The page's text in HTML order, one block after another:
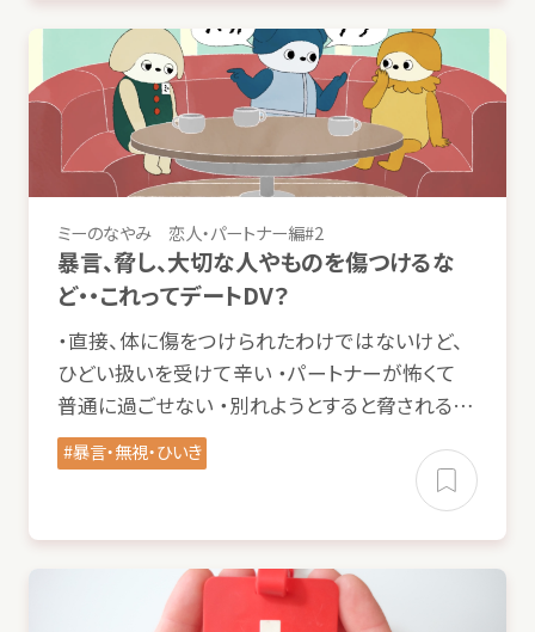
ミーのなやみ 恋人・パートナー編#2
暴言、脅し、大切な人やものを傷つけるな
ど・・これってデートDV？
・直接、体に傷をつけられたわけではないけど、
ひどい扱いを受けて辛い ・パートナーが怖くて
普通に過ごせない ・別れようとすると脅される…
暴言・無視・ひいき